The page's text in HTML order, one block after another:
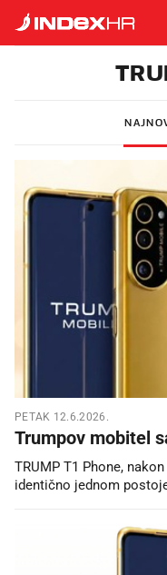
PETAK 12.6.2026.
Trumpov mobitel
TRUMP T1 Phone,
identično jednom